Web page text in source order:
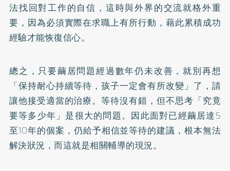
法找回對工作的自信，這時與外界的交流就格外重
要，因為必須實際在求職上有所行動，藉此累積成功
經驗才能恢復信心。
總之，只要繭居問題經過數年仍未改善，就別再想
「保持耐心持續等待，孩子一定會有所改變」了，請
讓他接受適當的治療。等待沒有錯，但不思考「究竟
要等多少年」是很大的問題。因此面對已經繭居達5
至10年的個案，仍給予相信並等待的建議，根本無法
解決狀況，而這就是相關輔導的現況。